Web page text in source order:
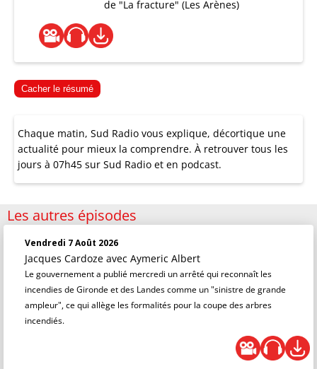
de "La fracture" (Les Arènes)
Cacher le résumé
Chaque matin, Sud Radio vous explique, décortique une
actualité pour mieux la comprendre. À retrouver tous les
jours à 07h45 sur Sud Radio et en podcast.
Les autres épisodes
Vendredi 7 Août 2026
Jacques Cardoze avec Aymeric Albert
Le gouvernement a publié mercredi un arrêté qui reconnaît les
incendies de Gironde et des Landes comme un "sinistre de grande
ampleur", ce qui allège les formalités pour la coupe des arbres
incendiés.